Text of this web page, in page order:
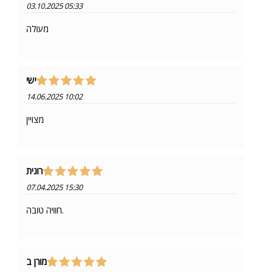
03.10.2025 05:33
מעולה
ישי
14.06.2025 10:02
מצויין
רונית
07.04.2025 15:30
חוויה טובה.
מורן ב